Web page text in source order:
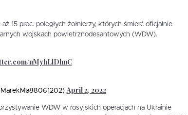
15 proc. poległych żołnierzy, których śmierć oficjalnie
wojskach powietrznodesantowych (WDW).
nMyhLlDhnC
April 2, 2022
WDW w rosyjskich operacjach na Ukrainie